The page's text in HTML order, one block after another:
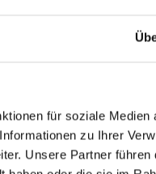
für soziale Medien
zu Ihrer
Unsere Partner führen